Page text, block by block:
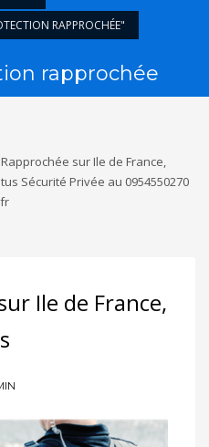
RAPPROCHÉE"
rapprochée
sur Ile de France,
Sécurité Privée au 0954550270
Ile de France,